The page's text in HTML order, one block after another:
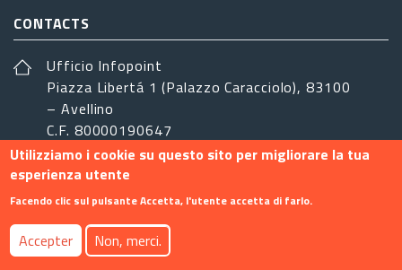
CONTACTS
Ufficio Infopoint
Piazza Libertá 1 (Palazzo Caracciolo), 83100
– Avellino
C.F. 80000190647
sistemairpinia@provincia.avellino.it
SUIVEZ-NOUS
Utilizziamo i cookie su questo sito per migliorare la tua
esperienza utente
Facendo clic sul pulsante Accetta, l'utente accetta di farlo.
Accepter Non, merci.